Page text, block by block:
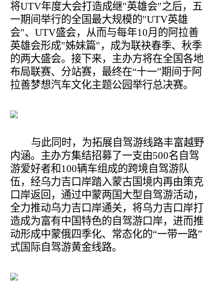
将UTV年度大会打造成继"英雄会"之后，五
一期间举行的全国最大规模的"UTV英雄
会"、UTV盛会，从而与每年10月的阿拉善
英雄会形成"姊妹篇"，成为联袂春季、秋季
的两大盛会。接下来，主办方将在全国各地
布局联赛、分站赛，最终在“十一”期间于阿
拉善梦想汽车文化主题公园举行总决赛。
与此同时，为拓展自驾游线路丰富越野
内涵。主办方集结招募了一支由500名自驾
游爱好者和100辆车组成的跨境自驾游队
伍，经乌力吉口岸踏入蒙古国境内再由策克
口岸返回，通过中蒙两国大型自驾游活动，
全力推动乌力吉口岸通关，将乌力吉口岸打
造成为富有中国特色的自驾游口岸，进而推
动形成中蒙俄四季化、常态化的“一带一路”
式国际自驾游黄金线路。